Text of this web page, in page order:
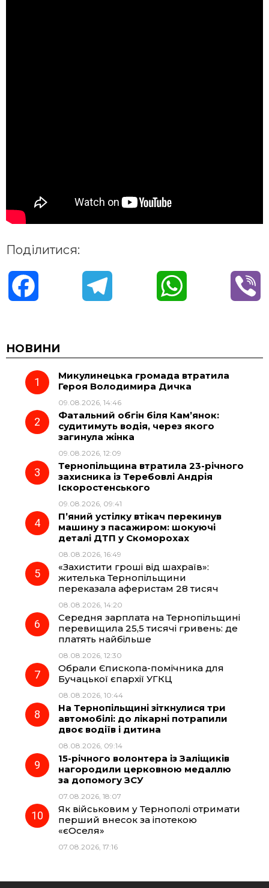
Поділитися:
c
e
o
o
e
g
r
a
t
p
НОВИНИ
Микулинецька громада втратила
Героя Володимира Дичка
09.08.2026, 14:46
Фатальний обгін біля Кам’янок:
судитимуть водія, через якого
загинула жінка
09.08.2026, 12:09
Тернопільщина втратила 23-річного
захисника із Теребовлі Андрія
Іскоростенського
09.08.2026, 09:41
П’яний устілку втікач перекинув
машину з пасажиром: шокуючі
деталі ДТП у Скоморохах
08.08.2026, 16:49
«Захистити гроші від шахраїв»:
жителька Тернопільщини
переказала аферистам 28 тисяч
08.08.2026, 14:20
Середня зарплата на Тернопільщині
перевищила 25,5 тисячі гривень: де
платять найбільше
08.08.2026, 12:30
Обрали Єпископа-помічника для
Бучацької єпархії УГКЦ
08.08.2026, 10:44
На Тернопільщині зіткнулися три
автомобілі: до лікарні потрапили
двоє водіїв і дитина
08.08.2026, 09:14
15-річного волонтера із Заліщиків
нагородили церковною медаллю
за допомогу ЗСУ
07.08.2026, 18:07
Як військовим у Тернополі отримати
перший внесок за іпотекою
«єОселя»
07.08.2026, 17:16